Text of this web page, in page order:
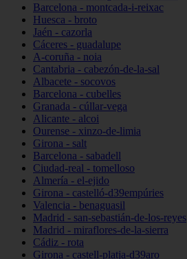
Barcelona - montcada-i-reixac
Huesca - broto
Jaén - cazorla
Cáceres - guadalupe
A-coruña - noia
Cantabria - cabezón-de-la-sal
Albacete - socovos
Barcelona - cubelles
Granada - cúllar-vega
Alicante - alcoi
Ourense - xinzo-de-limia
Girona - salt
Barcelona - sabadell
Ciudad-real - tomelloso
Almería - el-ejido
Girona - castelló-d39empúries
Valencia - benaguasil
Madrid - san-sebastián-de-los-reyes
Madrid - miraflores-de-la-sierra
Cádiz - rota
Girona - castell-platja-d39aro